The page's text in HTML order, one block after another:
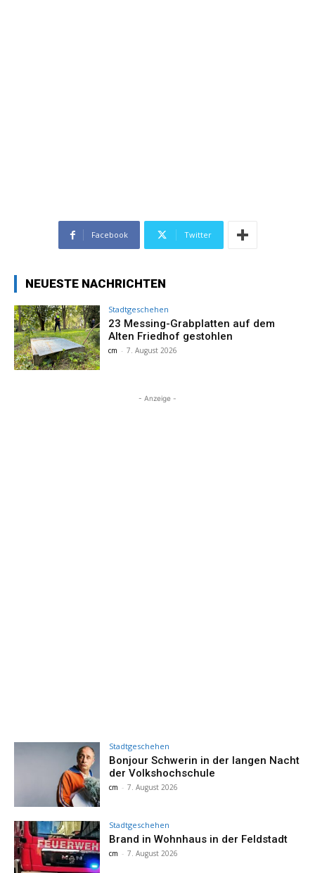
Facebook Twitter
NEUESTE NACHRICHTEN
Stadtgeschehen
23 Messing-Grabplatten auf dem
Alten Friedhof gestohlen
cm - 7. August 2026
- Anzeige -
Stadtgeschehen
Bonjour Schwerin in der langen Nacht
der Volkshochschule
cm - 7. August 2026
Stadtgeschehen
Brand in Wohnhaus in der Feldstadt
cm - 7. August 2026